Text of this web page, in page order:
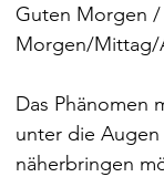
Guten Morgen
Morgen/Mittag/
Das Phänomen
unter die Augen
näherbringen